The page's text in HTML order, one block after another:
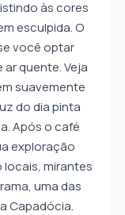
às cores
esculpida. O
você optar
quente. Veja
suavemente
do dia pinta
Após o café
exploração
mirantes
uma das
Capadócia.